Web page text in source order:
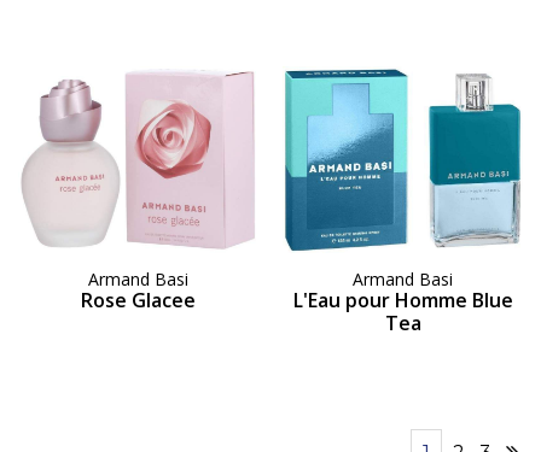
Armand Basi
Rose Glacee
Armand Basi
L'Eau pour Homme Blue
Tea